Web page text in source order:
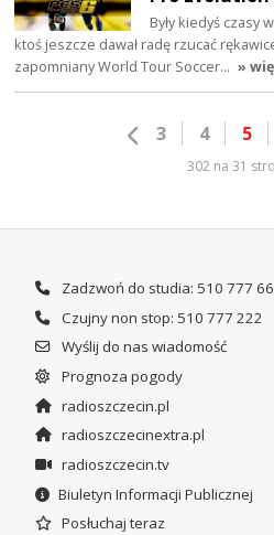
Były kiedyś czasy
ktoś jeszcze dawał radę rzucać
zapomniany World Tour Soccer… »
3 4 5
302 na 31
Zadzwoń do studia: 510 777
Czujny non stop: 510 777 222
Wyślij do nas wiadomość
Prognoza pogody
radioszczecin.pl
radioszczecinextra.pl
radioszczecin.tv
Biuletyn Informacji Publicznej
Posłuchaj teraz